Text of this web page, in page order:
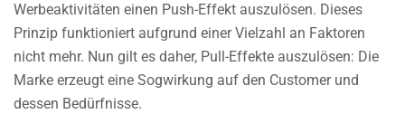
Werbeaktivitäten einen Push-Effekt auszulösen. Dieses
Prinzip funktioniert aufgrund einer Vielzahl an Faktoren
nicht mehr. Nun gilt es daher, Pull-Effekte auszulösen: Die
Marke erzeugt eine Sogwirkung auf den Customer und
dessen Bedürfnisse.